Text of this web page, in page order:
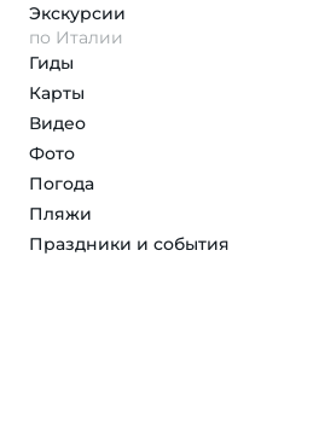
Экскурсии
по Италии
Гиды
Карты
Видео
Фото
Погода
Пляжи
Праздники и события